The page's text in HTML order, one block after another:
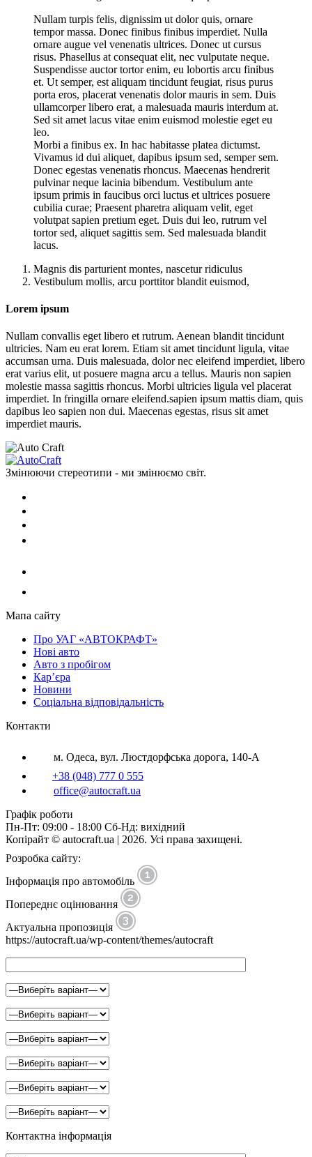
Nullam turpis felis, dignissim ut dolor quis, ornare
tempor massa. Donec finibus finibus imperdiet. Nulla
ornare augue vel venenatis ultrices. Donec ut cursus
risus. Phasellus at consequat elit, nec vulputate neque.
Suspendisse auctor tortor enim, eu lobortis arcu finibus
et. Ut semper, est aliquam tincidunt feugiat, risus purus
porta eros, placerat venenatis dolor mauris in sem. Duis
ullamcorper libero erat, a malesuada mauris interdum at.
Sed sit amet lacus vitae enim euismod molestie eget eu
leo.
Morbi a finibus ex. In hac habitasse platea dictumst.
Vivamus id dui aliquet, dapibus ipsum sed, semper sem.
Donec egestas venenatis rhoncus. Maecenas hendrerit
pulvinar neque lacinia bibendum. Vestibulum ante
ipsum primis in faucibus orci luctus et ultrices posuere
cubilia curae; Praesent pharetra aliquam velit, eget
volutpat sapien pretium eget. Duis dui leo, rutrum vel
tortor sed, aliquet sagittis sem. Sed malesuada blandit
lacus.
Magnis dis parturient montes, nascetur ridiculus
Vestibulum mollis, arcu porttitor blandit euismod,
Lorem ipsum
Nullam convallis eget libero et rutrum. Aenean blandit tincidunt
ultricies. Nam eu erat lorem. Etiam sit amet tincidunt ligula, vitae
accumsan urna. Duis malesuada, dolor nec eleifend imperdiet, libero
erat varius elit, ut posuere magna arcu a tellus. Mauris non sapien
molestie massa sagittis rhoncus. Morbi ultricies ligula vel placerat
imperdiet. In fringilla ornare eleifend.sapien ipsum mattis diam, quis
dapibus leo sapien non dui. Maecenas egestas, risus sit amet
imperdiet mauris.
Змінюючи стереотипи - ми змінюємо світ.
Мапа сайту
Про УАГ «АВТОКРАФТ»
Нові авто
Авто з пробігом
Кар’єра
Новини
Соціальна відповідальність
Контакти
м. Одеса, вул. Люстдорфська дорога, 140-А
+38 (048) 777 0 555
office@autocraft.ua
Графік роботи
Пн-Пт: 09:00 - 18:00 Сб-Нд: вихідний
Копірайт © autocraft.ua | 2026. Усі права захищені.
Розробка сайту:
Інформація про автомобіль
Попереднє оцінювання
Актуальна пропозиція
https://autocraft.ua/wp-content/themes/autocraft
Контактна інформація